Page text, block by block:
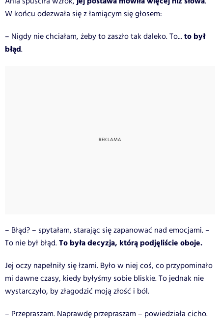
W końcu odezwała się z łamiącym się głosem:
– Nigdy nie chciałam, żeby to zaszło tak daleko. To...to był
błąd.
– Błąd? – spytałam, starając się zapanować nad emocjami. –
To nie był błąd.To była decyzja, którą podjęliście oboje.
Jej oczy napełniły się łzami. Było w niej coś, co przypominało
mi dawne czasy, kiedy byłyśmy sobie bliskie. To jednak nie
wystarczyło, by złagodzić moją złość i ból.
– Przepraszam. Naprawdę przepraszam – powiedziała cicho.